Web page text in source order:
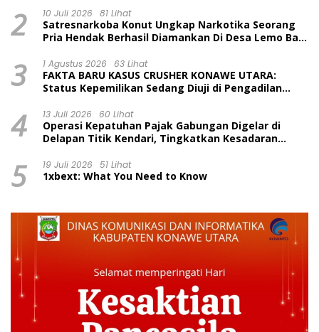
2 10 Juli 2026 81 Lihat
Satresnarkoba Konut Ungkap Narkotika Seorang
Pria Hendak Berhasil Diamankan Di Desa Lemo Bajo
3 1 Agustus 2026 63 Lihat
FAKTA BARU KASUS CRUSHER KONAWE UTARA:
Status Kepemilikan Sedang Diuji di Pengadilan
Dinilai Prematur
4 13 Juli 2026 60 Lihat
Operasi Kepatuhan Pajak Gabungan Digelar di
Delapan Titik Kendari, Tingkatkan Kesadaran
5 19 Juli 2026 51 Lihat
1xbext: What You Need to Know